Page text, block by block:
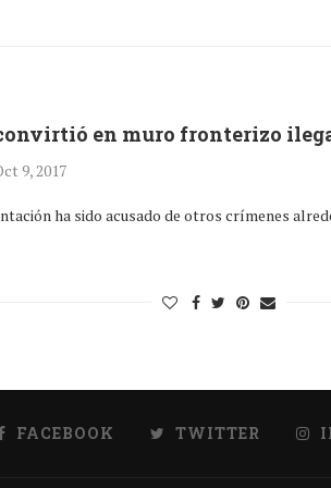
en muro fronterizo
9, 2017
ha sido acusado de otros crímenes
FACEBOOK TWITTER